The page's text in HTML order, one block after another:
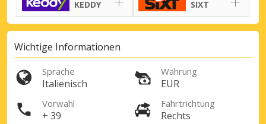
KEDDY SIXT
Wichtige Informationen
Sprache
Italienisch
Währung
EUR
Vorwahl
+ 39
Fahrtrichtung
Rechts